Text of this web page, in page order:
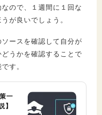
ので、１週間に１回な
が良いでしょう。
ースを確認して自分が
うかを確認することで
す。
一
】